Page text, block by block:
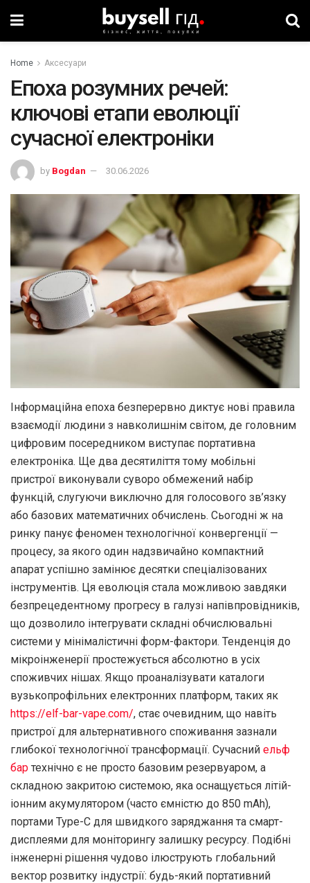
Home Аксесуари
Епоха розумних речей:
ключові етапи еволюції
сучасної електроніки
by Bogdan 30.06.2026
Інформаційна епоха безперервно диктує нові правила
взаємодії людини з навколишнім світом, де головним
цифровим посередником виступає портативна
електроніка. Ще два десятиліття тому мобільні
пристрої виконували суворо обмежений набір
функцій, слугуючи виключно для голосового зв’язку
або базових математичних обчислень. Сьогодні ж на
ринку панує феномен технологічної конвергенції —
процесу, за якого один надзвичайно компактний
апарат успішно замінює десятки спеціалізованих
інструментів. Ця еволюція стала можливою завдяки
безпрецедентному прогресу в галузі напівпровідників,
що дозволило інтегрувати складні обчислювальні
системи у мінімалістичні форм-фактори. Тенденція до
мікроінженерії простежується абсолютно в усіх
споживчих нішах. Якщо проаналізувати каталоги
вузькопрофільних електронних платформ, таких як
https://elf-bar-vape.com/, стає очевидним, що навіть
пристрої для альтернативного споживання зазнали
глибокої технологічної трансформації. Сучасний ельф
бар технічно є не просто базовим резервуаром, а
складною закритою системою, яка оснащується літій-
іонним акумулятором (часто ємністю до 850 mAh),
портами Type-C для швидкого заряджання та смарт-
дисплеями для моніторингу залишку ресурсу. Подібні
інженерні рішення чудово ілюструють глобальний
вектор розвитку індустрії: будь-який портативний